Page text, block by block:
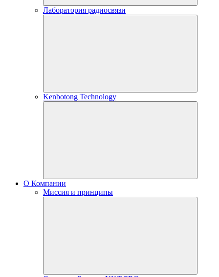
Лаборатория радиосвязи
Kenbotong Technology
О Компании
Миссия и принципы